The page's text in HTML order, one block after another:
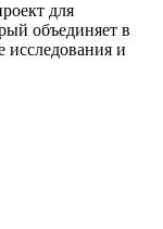
для
объединяет в
исследования и